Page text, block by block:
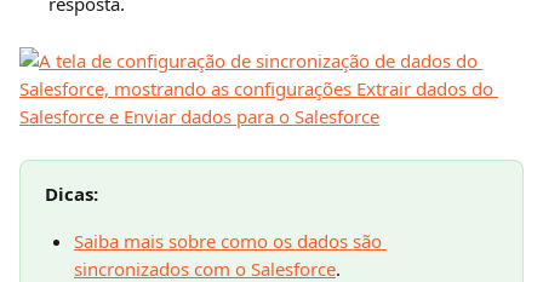
Dicas:
Saiba mais sobre como os dados são
sincronizados com o Salesforce.